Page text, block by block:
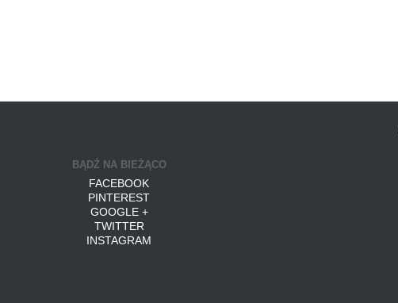
BĄDŹ NA BIEŻĄCO
FACEBOOK
PINTEREST
GOOGLE +
TWITTER
INSTAGRAM